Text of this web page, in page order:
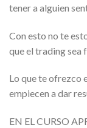
tener a alguien
Con esto no te
que el trading sea
Lo que te ofrezco
empiecen a dar
EN EL CURSO